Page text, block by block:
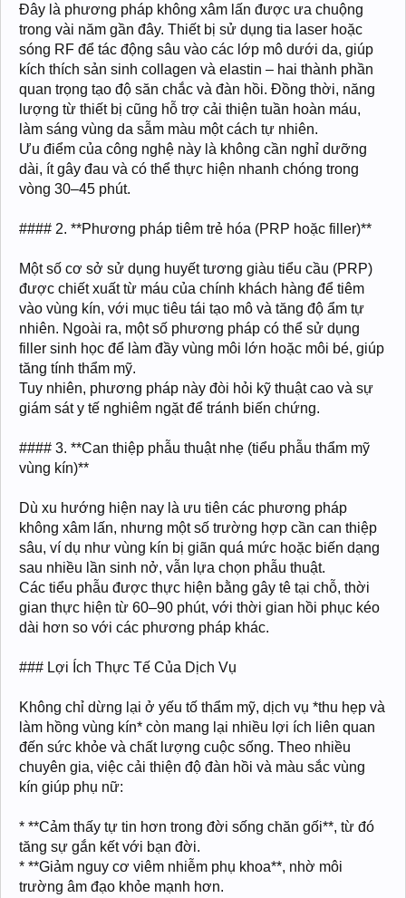
Đây là phương pháp không xâm lấn được ưa chuộng
trong vài năm gần đây. Thiết bị sử dụng tia laser hoặc
sóng RF để tác động sâu vào các lớp mô dưới da, giúp
kích thích sản sinh collagen và elastin – hai thành phần
quan trọng tạo độ săn chắc và đàn hồi. Đồng thời, năng
lượng từ thiết bị cũng hỗ trợ cải thiện tuần hoàn máu,
làm sáng vùng da sẫm màu một cách tự nhiên.
Ưu điểm của công nghệ này là không cần nghỉ dưỡng
dài, ít gây đau và có thể thực hiện nhanh chóng trong
vòng 30–45 phút.
#### 2. **Phương pháp tiêm trẻ hóa (PRP hoặc filler)**
Một số cơ sở sử dụng huyết tương giàu tiểu cầu (PRP)
được chiết xuất từ máu của chính khách hàng để tiêm
vào vùng kín, với mục tiêu tái tạo mô và tăng độ ẩm tự
nhiên. Ngoài ra, một số phương pháp có thể sử dụng
filler sinh học để làm đầy vùng môi lớn hoặc môi bé, giúp
tăng tính thẩm mỹ.
Tuy nhiên, phương pháp này đòi hỏi kỹ thuật cao và sự
giám sát y tế nghiêm ngặt để tránh biến chứng.
#### 3. **Can thiệp phẫu thuật nhẹ (tiểu phẫu thẩm mỹ
vùng kín)**
Dù xu hướng hiện nay là ưu tiên các phương pháp
không xâm lấn, nhưng một số trường hợp cần can thiệp
sâu, ví dụ như vùng kín bị giãn quá mức hoặc biến dạng
sau nhiều lần sinh nở, vẫn lựa chọn phẫu thuật.
Các tiểu phẫu được thực hiện bằng gây tê tại chỗ, thời
gian thực hiện từ 60–90 phút, với thời gian hồi phục kéo
dài hơn so với các phương pháp khác.
### Lợi Ích Thực Tế Của Dịch Vụ
Không chỉ dừng lại ở yếu tố thẩm mỹ, dịch vụ *thu hẹp và
làm hồng vùng kín* còn mang lại nhiều lợi ích liên quan
đến sức khỏe và chất lượng cuộc sống. Theo nhiều
chuyên gia, việc cải thiện độ đàn hồi và màu sắc vùng
kín giúp phụ nữ:
* **Cảm thấy tự tin hơn trong đời sống chăn gối**, từ đó
tăng sự gắn kết với bạn đời.
* **Giảm nguy cơ viêm nhiễm phụ khoa**, nhờ môi
trường âm đạo khỏe mạnh hơn.